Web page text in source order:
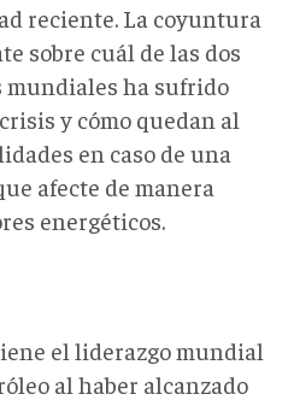
reciente. La coyuntura
sobre cuál de las dos
ha sufrido
y cómo quedan al
en caso de una
afecte de manera
energéticos.
el liderazgo mundial
al haber alcanzado